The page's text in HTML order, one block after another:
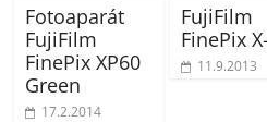
Fotoaparát
FujiFilm
FinePix XP60
Green
17.2.2014
FujiFilm
FinePix
11.9.2013